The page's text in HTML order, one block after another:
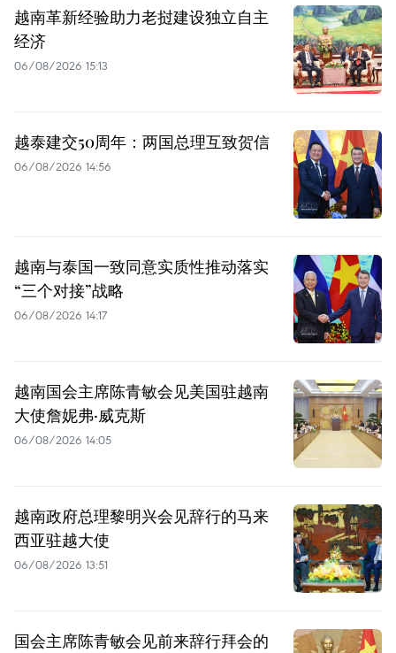
越南革新经验助力老挝建设独立自主
经济
06/08/2026 15:13
越泰建交50周年：两国总理互致贺信
06/08/2026 14:56
越南与泰国一致同意实质性推动落实
“三个对接”战略
06/08/2026 14:17
越南国会主席陈青敏会见美国驻越南
大使詹妮弗·威克斯
06/08/2026 14:05
越南政府总理黎明兴会见辞行的马来
西亚驻越大使
06/08/2026 13:51
国会主席陈青敏会见前来辞行拜会的